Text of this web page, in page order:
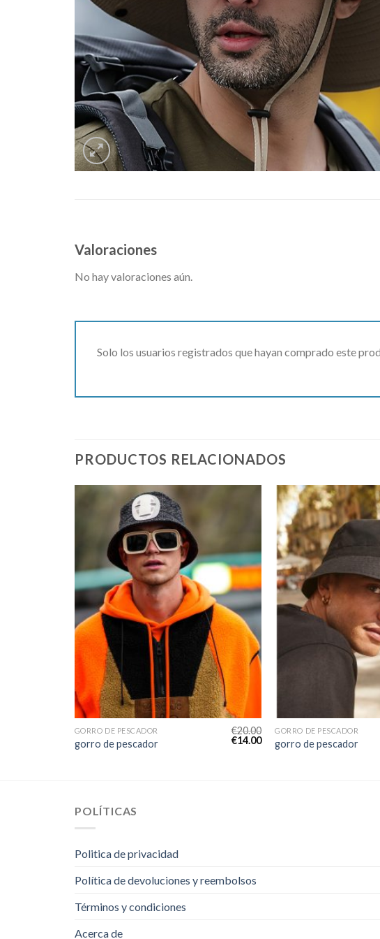
Valoraciones
No hay valoraciones aún.
Solo los usuarios registrados que hayan comprado este
PRODUCTOS RELACIONADOS
GORRO DE PESCADOR
gorro de pescador
€20.00
€14.00
GORRO DE PESCADOR
gorro de pescador
POLÍTICAS
Politica de privacidad
Política de devoluciones y reembolsos
Términos y condiciones
Acerca de